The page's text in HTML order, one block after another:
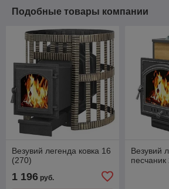
Подобные товары компании
Везувий легенда ковка 16
(270)
1 196 руб.
Везувий